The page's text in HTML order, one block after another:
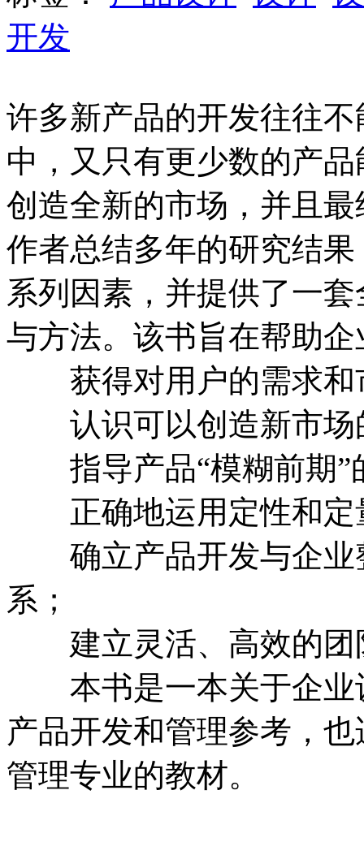
开发
许多新产品的开发往往
中，又只有更少数的产
创造全新的市场，并且
作者总结多年的研究结
系列因素，并提供了一
与方法。该书旨在帮助
获得对用户的需求和
认识可以创造新市场
指导产品“模糊前期”
正确地运用定性和定
确立产品开发与企业
系；
建立灵活、高效的团
本书是一本关于企业
产品开发和管理参考，
管理专业的教材。